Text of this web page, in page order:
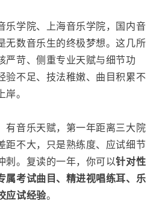
学院、 上海音乐学院，国内音
无数音乐生的终极梦想。这几所
严苛、侧重专业天赋与细节功
验不足、技法稚嫩、曲目积累不
。
有音乐天赋，第一年距离三大院
距不大，只是熟练度、应试细节
刺。复读的一年，你可以针对性
属考试曲目、精进视唱练耳、乐
应试经验。